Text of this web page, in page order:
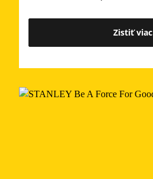
Zistiť viac